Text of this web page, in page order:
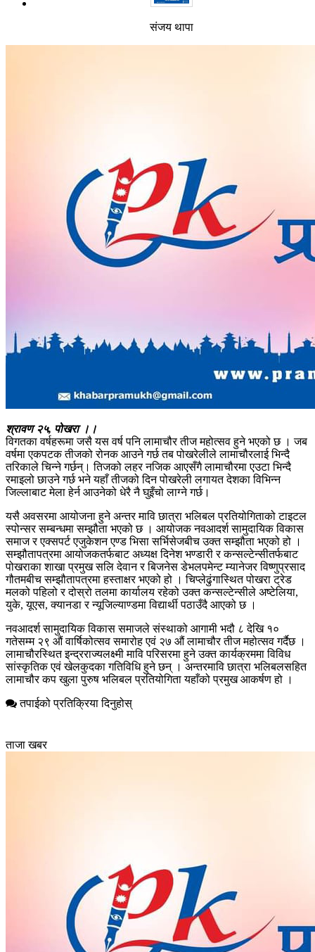
संजय थापा
श्रावण २५, पोखरा ।।
विगतका वर्षहरूमा जसै यस वर्ष पनि लामाचौर तीज महोत्सव हुने भएको छ । जब
वर्षमा एकपटक तीजको रोनक आउने गर्छ तब पोखरेलीले लामाचौरलाई भिन्दै
तरिकाले चिन्ने गर्छन्। तिजको लहर नजिक आएसँगै लामाचौरमा एउटा भिन्दै
रमाइलो छाउने गर्छ भने यहाँ तीजको दिन पोखरेली लगायत देशका विभिन्न
जिल्लाबाट मेला हेर्न आउनेको धेरै नै घुइँचो लाग्ने गर्छ।
यसै अवसरमा आयोजना हुने अन्तर मावि छात्रा भलिबल प्रतियोगिताको टाइटल
स्पोन्सर सम्बन्धमा सम्झौता भएको छ । आयोजक नवआदर्श सामुदायिक विकास
समाज र एक्सपर्ट एजुकेशन एण्ड भिसा सर्भिसेजबीच उक्त सम्झौता भएको हो ।
सम्झौतापत्रमा आयोजकतर्फबाट अध्यक्ष दिनेश भण्डारी र कन्सल्टेन्सीतर्फबाट
पोखराका शाखा प्रमुख सलि देवान र बिजनेस डेभलपमेन्ट म्यानेजर विष्णुप्रसाद
गौतमबीच सम्झौतापत्रमा हस्ताक्षर भएको हो । चिप्लेढुंगास्थित पोखरा ट्रेड
मलको पहिलो र दोस्रो तलमा कार्यालय रहेको उक्त कन्सल्टेन्सीले अष्टेलिया,
युके, यूएस, क्यानडा र न्यूजिल्याण्डमा विद्यार्थी पठाउँदै आएको छ ।
नवआदर्श सामुदायिक विकास समाजले संस्थाको आगामी भदौ ८ देखि १०
गतेसम्म २९ औं वार्षिकोत्सव समारोह एवं २७ औं लामाचौर तीज महोत्सव गर्दैछ ।
लामाचौरस्थित इन्द्रराज्यलक्ष्मी मावि परिसरमा हुने उक्त कार्यक्रममा विविध
सांस्कृतिक एवं खेलकुदका गतिविधि हुने छन् । अन्तरमावि छात्रा भलिबलसहित
लामाचौर कप खुला पुरुष भलिबल प्रतियोगिता यहाँको प्रमुख आकर्षण हो ।
तपाईको प्रतिक्रिया दिनुहोस्
ताजा खबर